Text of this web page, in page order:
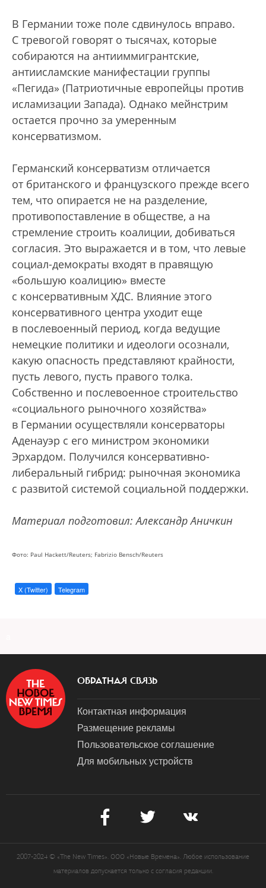
В Германии тоже поле сдвинулось вправо.
С тревогой говорят о тысячах, которые
собираются на антииммигрантские,
антиисламские манифестации группы
«Пегида» (Патриотичные европейцы против
исламизации Запада). Однако мейнстрим
остается прочно за умеренным
консерватизмом.
Германский консерватизм отличается
от британского и французского прежде всего
тем, что опирается не на разделение,
противопоставление в обществе, а на
стремление строить коалиции, добиваться
согласия. Это выражается и в том, что левые
социал-демократы входят в правящую
«большую коалицию» вместе
с консервативным ХДС. Влияние этого
консервативного центра уходит еще
в послевоенный период, когда ведущие
немецкие политики и идеологи осознали,
какую опасность представляют крайности,
пусть левого, пусть правого толка.
Собственно и послевоенное строительство
«социального рыночного хозяйства»
в Германии осуществляли консерваторы
Аденауэр с его министром экономики
Эрхардом. Получился консервативно-
либеральный гибрид: рыночная экономика
с развитой системой социальной поддержки.
Материал подготовил: Александр Аничкин
Фото: Paul Hackett/Reuters; Fabrizio Bensch/Reuters
X (Twitter) Telegram
ОБРАТНАЯ СВЯЗЬ
Контактная информация
Размещение рекламы
Пользовательское соглашение
Для мобильных устройств
2007-2024 © «The New Times». ООО «Новые Времена». Любое использование
материалов допускается только с согласия редакции.